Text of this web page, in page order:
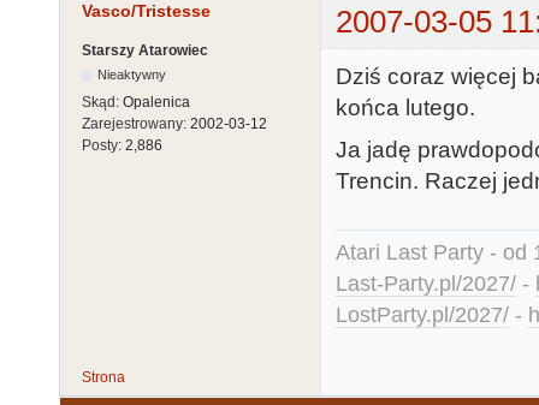
Vasco/Tristesse 2007-03-05
Starszy Atarowiec
Nieaktywny
Skąd: Opalenica
Zarejestrowany: 2002-03-12
Posty: 2,886
Dziś coraz więcej
końca lutego.
Ja jadę
Trencin. Raczej
Atari Last Party - od
Last-Party.pl/2027/ -
LostParty.pl/2027/ -
Strona